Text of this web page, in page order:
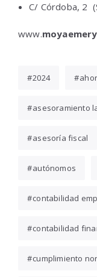
C/ Córdoba, 2
www.moyaemery
2024
asesoramiento
asesoría fiscal
autónomos
contabilidad
contabilidad
cumplimiento